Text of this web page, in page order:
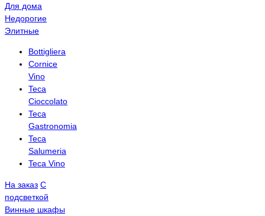
Для дома
Недорогие
Элитные
Bottigliera
Cornice
Vino
Teca
Cioccolato
Teca
Gastronomia
Teca
Salumeria
Teca Vino
На заказ С
подсветкой
Винные шкафы